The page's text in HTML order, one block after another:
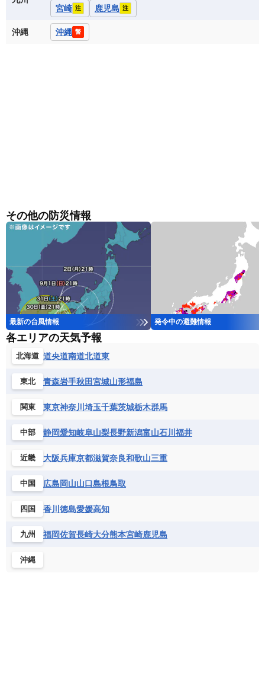
宮崎 注 鹿児島 注
沖縄 沖縄 警
その他の防災情報
最新の台風情報 発令中の避難情報
各エリアの天気予報
北海道 道央道南道北道東
東北 青森岩手秋田宮城山形福島
関東 東京神奈川 埼玉千葉茨城栃木群馬
中部 静岡愛知岐阜山梨長野新潟富山石川 福井
近畿 大阪兵庫京都滋賀奈良和歌山三重
中国 広島岡山山口島根鳥取
四国 香川 徳島愛媛高知
九州 福岡佐賀長崎大分熊本宮崎鹿児島
沖縄